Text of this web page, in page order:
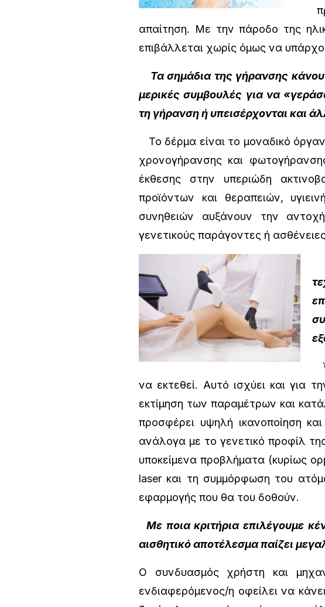
απαίτηση. Με την πάροδο της
επιβάλλεται χωρίς όμως να
Τα σημάδια της γήρανσης
μερικές συμβουλές για να
τη γήρανση ή υπεισέρχονται και
Το δέρμα είναι το μοναδικό
χρονογήρανσης και
έκθεσης στην υπεριώδη
προϊόντων και θεραπειών,
συνηθειών αυξάνουν την
γενετικούς παράγοντες ή
να εκτεθεί. Αυτό ισχύει και για
εκτίμηση των παραμέτρων και
προσφέρει υψηλή ικανοποίηση
ανάλογα με το γενετικό προφίλ
υποκείμενα προβλήματα (κυρίως
laser και τη συμμόρφωση του
εφαρμογής που θα
Με ποια κριτήρια επιλέγουμε
αισθητικό αποτέλεσμα παίζει
Ο συνδυασμός χρήστη και
ενδιαφερόμενος/η οφείλει να